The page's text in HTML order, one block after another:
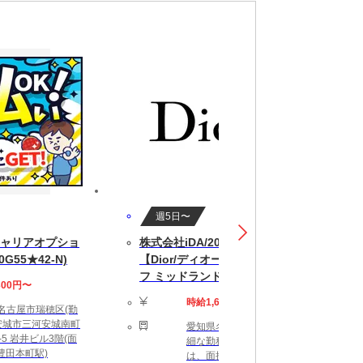
リアオプショ
N)
円〜
古屋市瑞穂区(勤
城市三河安城南町
岩井ビル3階(面
田本町駅)
週5日〜
株式会社iDA/200100050
【Dior/ディオール】販売スタッ
フ ミッドランド
時給1,600円〜1,700円
愛知県名古屋市中村区 詳
細な勤務地につきまして
は、面接時にご確認をお